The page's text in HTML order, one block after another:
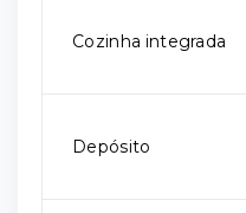
Cozinha integrada
Depósito